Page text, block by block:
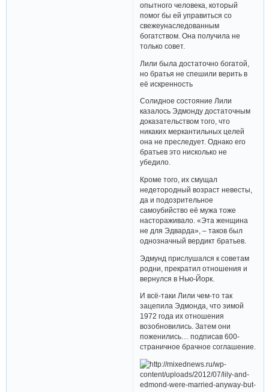
опытного человека, который
помог бы ей управиться со
свежеунаследованным
богатством. Она получила не
только совет.
Лили была достаточно богатой,
но братья не спешили верить в
её искренность
Солидное состояние Лили
казалось Эдмонду достаточным
доказательством того, что
никаких меркантильных целей
она не преследует. Однако его
братьев это нисколько не
убедило.
Кроме того, их смущал
недетородный возраст невесты,
да и подозрительное
самоубийство её мужа тоже
настораживало. «Эта женщина
не для Эдварда», – таков был
однозначный вердикт братьев.
Эдмунд прислушался к советам
родни, прекратил отношения и
вернулся в Нью-Йорк.
И всё-таки Лили чем-то так
зацепила Эдмонда, что зимой
1972 года их отношения
возобновились. Затем они
поженились… подписав 600-
страничное брачное соглашение.